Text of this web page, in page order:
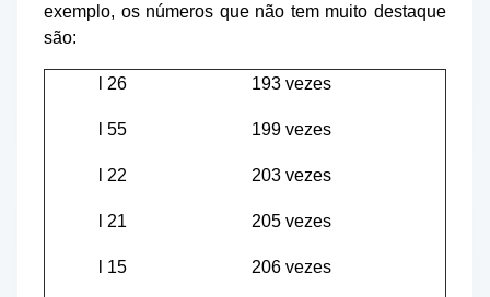
exemplo, os números que não tem muito destaque
são:
26 193 vezes
55 199 vezes
22 203 vezes
21 205 vezes
15 206 vezes